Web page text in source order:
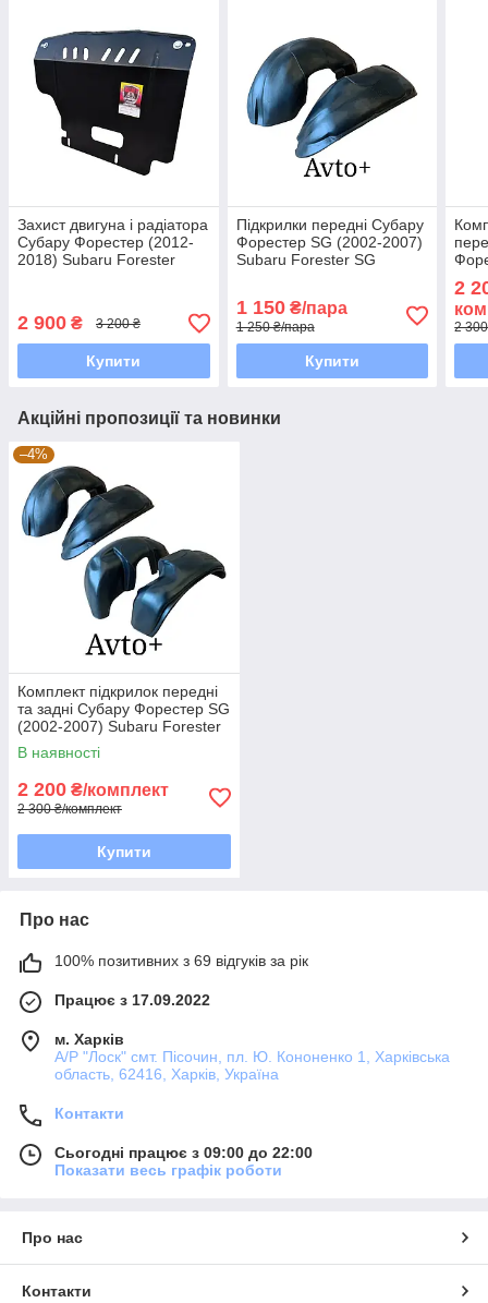
Захист двигуна і радіатора
Субару Форестер (2012-
2018) Subaru Forester
2 900 ₴ 3 200 ₴
Купити
Підкрилки передні Субару
Форестер SG (2002-2007)
Subaru Forester SG
1 150₴/пара
1 250 ₴/пара
Купити
2
2
Акційні пропозиції та новинки
–4%
Комплект підкрилок передні
та задні Субару Форестер SG
(2002-2007) Subaru Forester
SG
В наявності
2 200 ₴/комплект
2 300 ₴/комплект
Купити
Про нас
100% позитивних з 69 відгуків за рік
Працює з 17.09.2022
м. Харків
А/Р "Лоск" смт. Пісочин, пл. Ю. Кононенко 1, Харківська
область, 62416, Харків, Україна
Контакти
Сьогодні працює з 09:00 до 22:00
Показати весь графік роботи
Про нас
Контакти